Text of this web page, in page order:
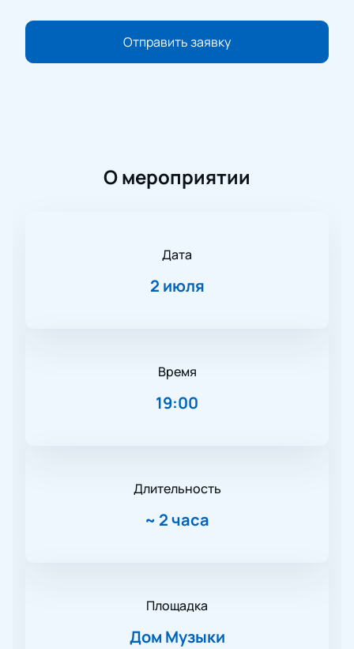
Отправить заявку
О мероприятии
Дата
2 июля
Время
19:00
Длительность
~ 2 часа
Площадка
Дом Музыки